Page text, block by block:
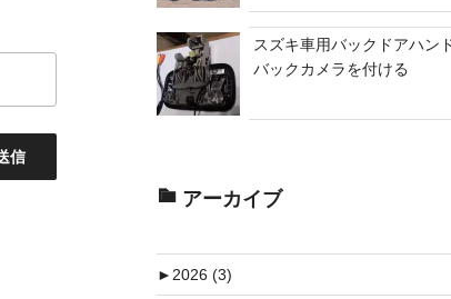
スズキ車用バックドアハン
バックカメラを付ける
アーカイブ
►2026 (3)